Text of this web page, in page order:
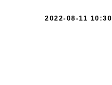
2022-08-11 10:30